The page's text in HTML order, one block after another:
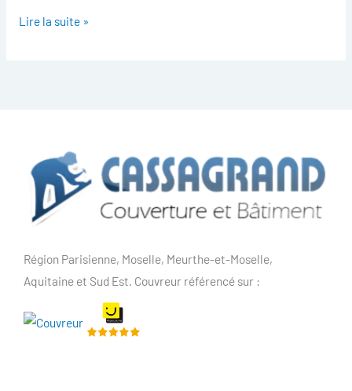
Lire la suite »
Région Parisienne, Moselle, Meurthe-et-Moselle,
Aquitaine et Sud Est. Couvreur référencé sur :